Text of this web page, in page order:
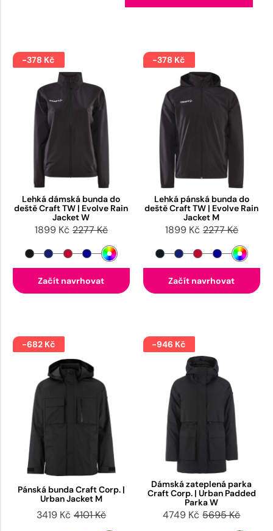
-378 Kč
Lehká dámská bunda do
deště Craft TW | Evolve Rain
Jacket W
1899 Kč 2277 Kč
Začít navrhovat
-378 Kč
Lehká pánská bunda do
deště Craft TW | Evolve Rain
Jacket M
1899 Kč 2277 Kč
Začít navrhovat
-682 Kč
Pánská bunda Craft Corp. |
Urban Jacket M
3419 Kč 4101 Kč
-946 Kč
Dámská zateplená parka
Craft Corp. | Urban Padded
Parka W
4749 Kč 5695 Kč